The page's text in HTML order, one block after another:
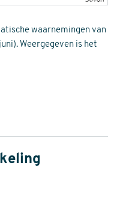
waarnemingen van
Weergegeven is het